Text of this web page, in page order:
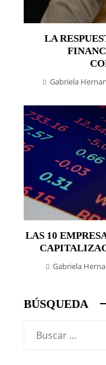
LA
Gabriela
LAS 10
Gabriela
BÚSQUEDA